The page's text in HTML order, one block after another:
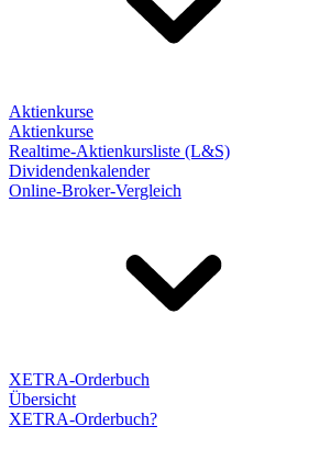
Aktienkurse
Aktienkurse
Realtime-Aktienkursliste (L&S)
Dividendenkalender
Online-Broker-Vergleich
XETRA-Orderbuch
Übersicht
XETRA-Orderbuch?